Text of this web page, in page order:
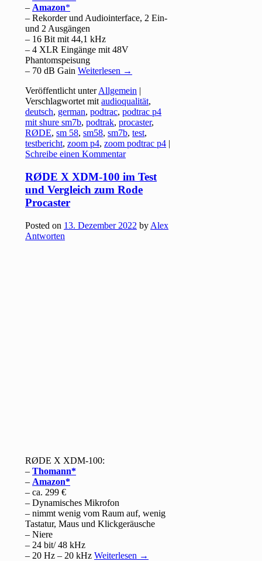
– Amazon
– Rekorder und Audiointerface, 2 Ein-
und 2 Ausgängen
– 16 Bit mit 44,1 kHz
– 4 XLR Eingänge mit 48V
Phantomspeisung
– 70 dB GainWeiterlesen →
Veröffentlicht unter Allgemein |
Verschlagwortet mit audioqualität,
deutsch, german,podtrac,podtrac p4
mit shure sm7b,podtrak,procaster,
RØDE,sm 58,sm58,sm7b,test,
testbericht,zoom p4,zoom podtrac p4 |
Schreibe einen Kommentar
RØDE X XDM-100 im Test
und Vergleich zum Rode
Procaster
Posted on 13. Dezember 2022 by Alex
Antworten
RØDE X XDM-100:
–Thomann
– Amazon
– ca. 299 €
– Dynamisches Mikrofon
– nimmt wenig vom Raum auf, wenig
Tastatur, Maus und Klickgeräusche
– Niere
– 24 bit/ 48 kHz
– 20 Hz – 20 kHzWeiterlesen →